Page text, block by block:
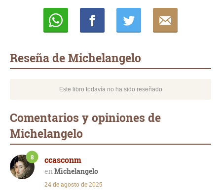
Reseña de Michelangelo
Este libro todavía no ha sido reseñado
Comentarios y opiniones de
Michelangelo
ccasconm
Michelangelo
8
24 de agosto de 2025